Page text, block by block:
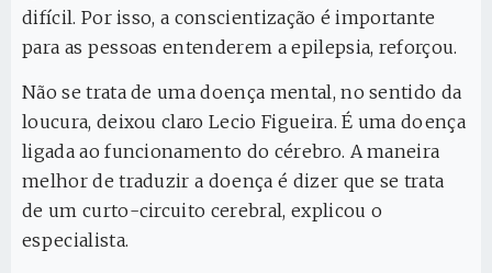
difícil. Por isso, a conscientização é importante
para as pessoas entenderem a epilepsia, reforçou.
Não se trata de uma doença mental, no sentido da
loucura, deixou claro Lecio Figueira. É uma doença
ligada ao funcionamento do cérebro. A maneira
melhor de traduzir a doença é dizer que se trata
de um curto-circuito cerebral, explicou o
especialista.